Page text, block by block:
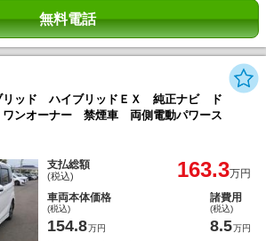
無料電話
リッド ハイブリッドＥＸ 純正ナビ ド
ンオーナー 禁煙車 両側電動パワース
支払総額
(税込) 163.3万円
車両本体価格
(税込)
154.8万円
諸費用
(税込)
8.5万円